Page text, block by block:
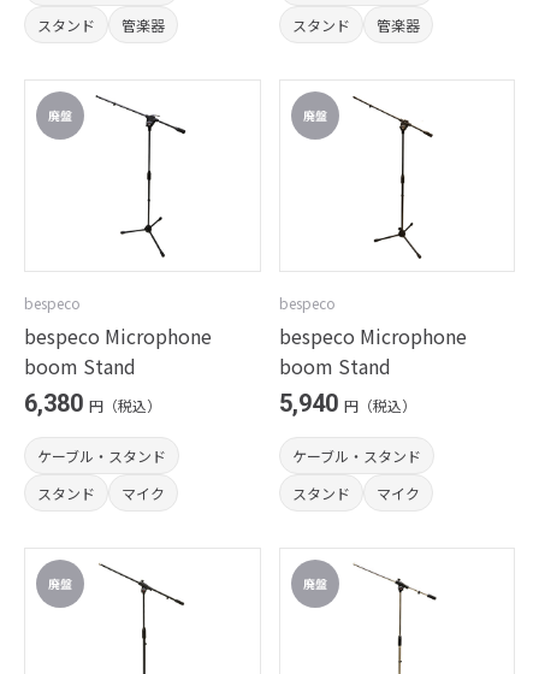
スタンド
管楽器
スタンド
管楽器
bespeco
bespeco Microphone
boom Stand
6,380 円（税込）
ケーブル・スタンド
スタンド
マイク
bespeco
bespeco Microphone
boom Stand
5,940 円（税込）
ケーブル・スタンド
スタンド
マイク